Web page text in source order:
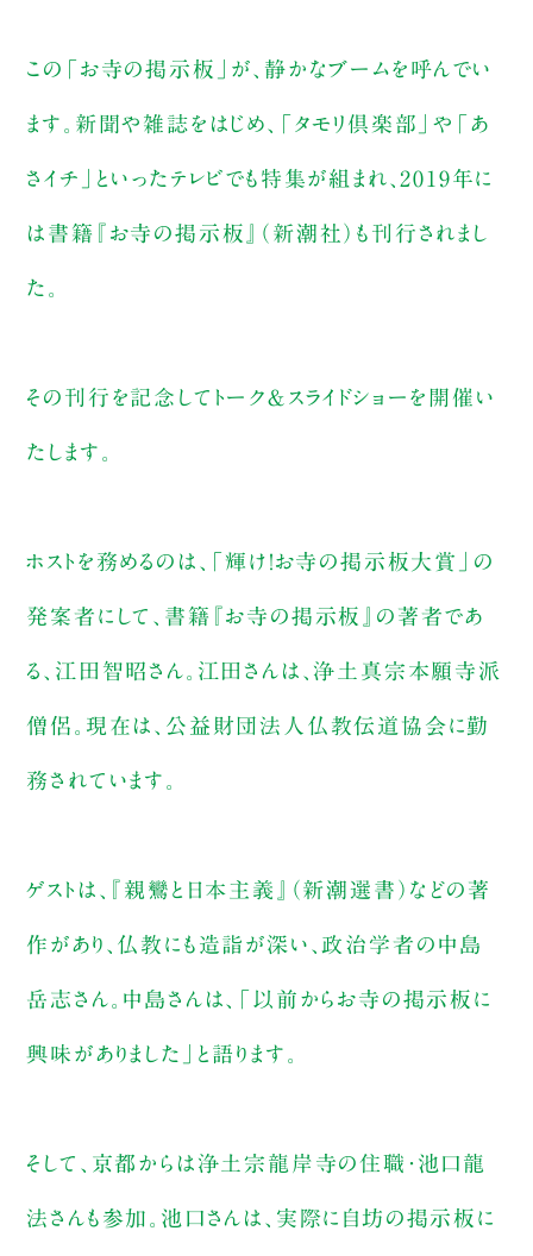
この「お寺の掲示板」が、静かなブームを呼んでい
ます。新聞や雑誌をはじめ、「タモリ倶楽部」や「あ
さイチ」といったテレビでも特集が組まれ、2019年に
は書籍『お寺の掲示板』（新潮社）も刊行されまし
た。
その刊行を記念してトーク＆スライドショーを開催い
たします。
ホストを務めるのは、「輝け！お寺の掲示板大賞」の
発案者にして、書籍『お寺の掲示板』の著者であ
る、江田智昭さん。江田さんは、浄土真宗本願寺派
僧侶。現在は、公益財団法人仏教伝道協会に勤
務されています。
ゲストは、『親鸞と日本主義』（新潮選書）などの著
作があり、仏教にも造詣が深い、政治学者の中島
岳志さん。中島さんは、「以前からお寺の掲示板に
興味がありました」と語ります。
そして、京都からは浄土宗龍岸寺の住職・池口龍
法さんも参加。池口さんは、実際に自坊の掲示板に